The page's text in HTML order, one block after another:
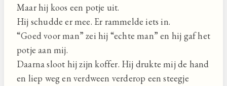
Maar hij koos een potje uit.
Hij schudde er mee. Er rammelde iets in.
“Goed voor man” zei hij “echte man” en hij gaf het
potje aan mij.
Daarna sloot hij zijn koffer. Hij drukte mij de hand
en liep weg en verdween verderop een steegje